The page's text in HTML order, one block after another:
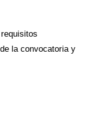
la convocatoria y